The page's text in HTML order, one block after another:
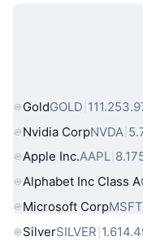
Tài sản
GoldGOLD
Nvidia CorpNVDA
Apple Inc.AAPL
Alphabet Inc Class A
Microsoft CorpMSFT
SilverSILVER